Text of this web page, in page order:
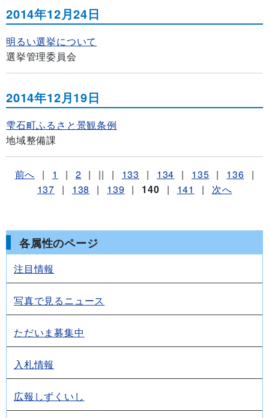
2014年12月24日
明るい選挙について
選挙管理委員会
2014年12月19日
雫石町ふるさと景観条例
地域整備課
前へ | 1 | 2 | || | 133 | 134 | 135 | 136
|
137
| 138 | 139 | 140 | 141 | 次へ
各属性のページ
注目情報
写真で見るニュース
ただいま募集中
入札情報
広報しずくいし